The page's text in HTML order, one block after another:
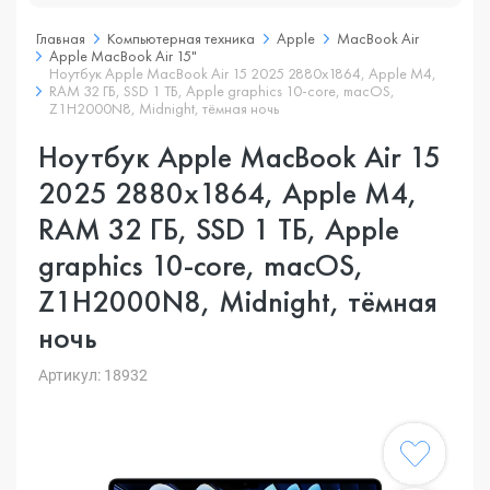
Главная Компьютерная техника Apple
MacBook Air
Apple MacBook Air 15"
Ноутбук Apple MacBook Air 15 2025 2880x1864, Apple M4,
RAM 32 ГБ, SSD 1 ТБ, Apple graphics 10-core, macOS,
Z1H2000N8, Midnight, тёмная ночь
Ноутбук Apple MacBook Air 15
2025 2880x1864, Apple M4,
RAM 32 ГБ, SSD 1 ТБ, Apple
graphics 10-core, macOS,
Z1H2000N8, Midnight, тёмная
ночь
Артикул: 18932